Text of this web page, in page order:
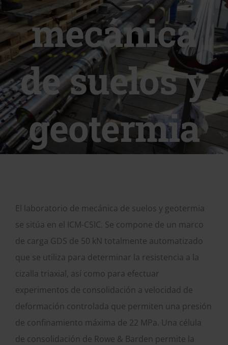
mecánica
de suelos y
geotermia
El laboratorio de mecánica de suelos y geotermia
se sitúa en el ICM-CSIC. Se compone de un marco
de carga GDS de 50 kN totalmente automatizado
que se utiliza para determinar la resistencia a la
cizalla triaxial, así como para efectuar
experimentos de consolidación a velocidad de
deformación controlada que permiten una presión
de confinamiento máxima de 22 MPa. Una célula
de consolidación de Rowe & Barden permite la